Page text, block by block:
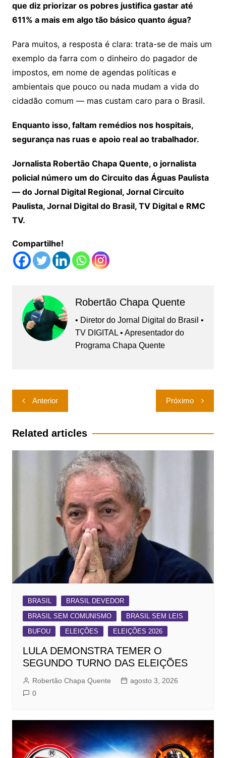
que diz priorizar os pobres justifica gastar até
611% a mais em algo tão básico quanto água?
Para muitos, a resposta é clara: trata-se de mais um
exemplo da farra com o dinheiro do pagador de
impostos, em nome de agendas políticas e
ambientais que pouco ou nada mudam a vida do
cidadão comum — mas custam caro para o Brasil.
Enquanto isso, faltam remédios nos hospitais,
segurança nas ruas e apoio real ao trabalhador.
Jornalista Robertão Chapa Quente, o jornalista
policial número um do Circuito das Águas Paulista
— do Jornal Digital Regional, Jornal Circuito
Paulista, Jornal Digital do Brasil, TV Digital e RMC
TV.
Compartilhe!
Robertão Chapa Quente
• Diretor do Jornal Digital do Brasil •
TV DIGITAL • Apresentador do
Programa Chapa Quente
Navegação
de
Post
Anterior Próximo
Related articles
BRASIL
BRASIL DEVEDOR
BRASIL SEM COMUNISMO
BRASIL SEM LEIS
BUFOU
ELEIÇÕES ELEIÇÕES 2026
LULA DEMONSTRA TEMER O
SEGUNDO TURNO DAS ELEIÇÕES
Robertão Chapa Quente
agosto 3, 2026
0